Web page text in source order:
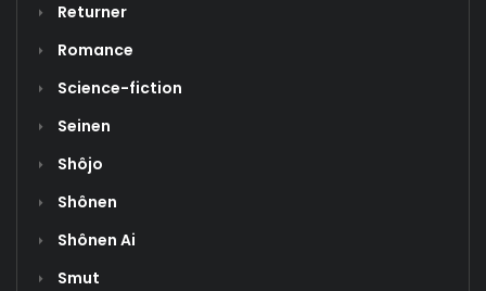
Returner
Romance
Science-fiction
Seinen
Shôjo
Shônen
Shônen Ai
Smut